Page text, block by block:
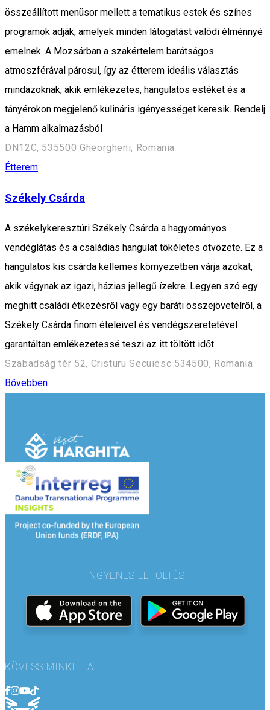
összeállított menüsor mellett a tematikus estek és színes
programok adják, amelyek minden látogatást valódi élménnyé
emelnek. A Mozsárban a szakértelem barátságos
atmoszférával párosul, így az étterem ideális választás
mindazoknak, akik emlékezetes, hangulatos estéket és a
tányérokon megjelenő kulináris igényességet keresik. Rendelj
a Hamm alkalmazásból
DN12C, 535500 Gheorgheni, Romania
Étterem
Székely Csárda
A székelykeresztúri Székely Csárda a hagyományos
vendéglátás és a családias hangulat tökéletes ötvözete. Ez a
hangulatos kis csárda kellemes környezetben várja azokat,
akik vágynak az igazi, házias jellegű ízekre. Legyen szó egy
meghitt családi étkezésről vagy egy baráti összejövetelről, a
Székely Csárda finom ételeivel és vendégszeretetével
garantáltan emlékezetessé teszi az itt töltött időt.
Szabadság tér 52, Cristuru Secuiesc 534500, Romania
Bővebben
INGYENES LETÖLTÉS
KÖVESS MINKET A